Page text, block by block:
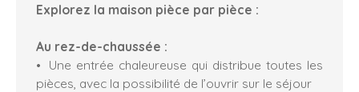
Explorez la maison pièce par pièce :
Au rez-de-chaussée :
Une entrée chaleureuse qui distribue toutes les
pièces, avec la possibilité de l’ouvrir sur le séjour